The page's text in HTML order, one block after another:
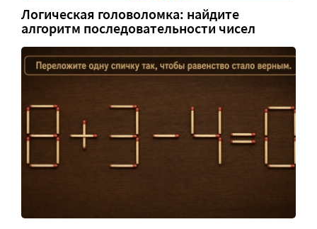
Логическая головоломка: найдите
алгоритм последовательности чисел